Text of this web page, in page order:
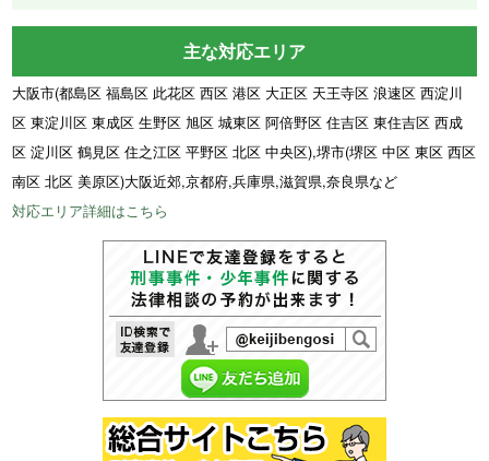
主な対応エリア
大阪市(都島区 福島区 此花区 西区 港区 大正区 天王寺区 浪速区 西淀川
区 東淀川区 東成区 生野区 旭区 城東区 阿倍野区 住吉区 東住吉区 西成
区 淀川区 鶴見区 住之江区 平野区 北区 中央区),堺市(堺区 中区 東区 西区
南区 北区 美原区)大阪近郊,京都府,兵庫県,滋賀県,奈良県など
対応エリア詳細はこちら